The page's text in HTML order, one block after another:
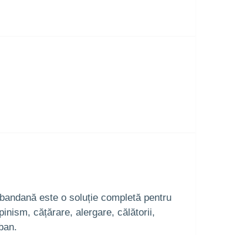
este o soluție completă pentru
cățărare, alergare, călătorii,